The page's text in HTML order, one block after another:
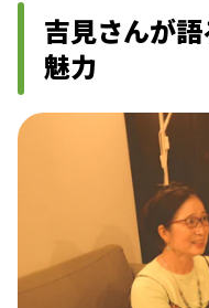
吉見さんが
魅力